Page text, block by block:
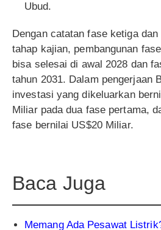
Ubud.
Dengan catatan fase ketiga
tahap kajian, pembangunan
bisa selesai di awal 2028 dan
tahun 2031. Dalam pengerjaan
investasi yang dikeluarkan
Miliar pada dua fase pertama,
fase bernilai US$20 Miliar.
Baca Juga
Memang Ada Pesawat